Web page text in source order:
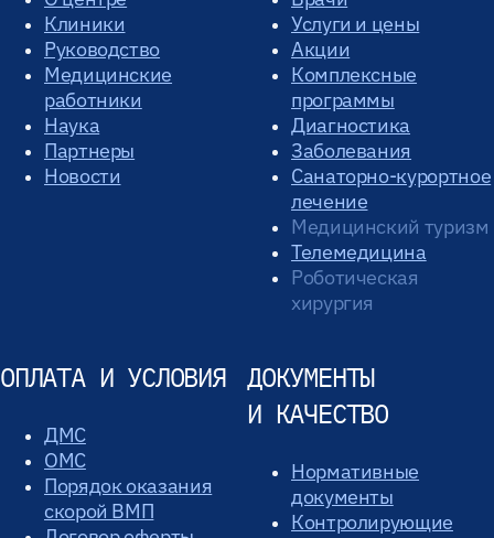
Клиники
Руководство
Медицинские
работники
Наука
Партнеры
Новости
Услуги и цены
Акции
Комплексные
программы
Диагностика
Заболевания
Санаторно-курортное
лечение
Медицинский туризм
Телемедицина
Роботическая
хирургия
ОПЛАТА И УСЛОВИЯ
ДМС
ОМС
Порядок оказания
скорой ВМП
ДОКУМЕНТЫ
И КАЧЕСТВО
Нормативные
документы
Контролирующие